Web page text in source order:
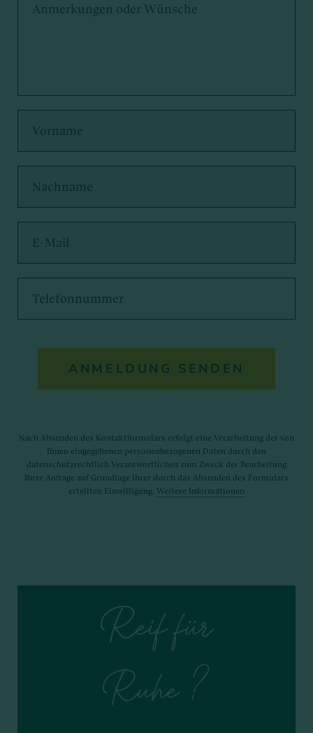
Nach Absenden des Kontaktformulars erfolgt eine Verarbeitung der von
Ihnen eingegebenen personenbezogenen Daten durch den
datenschutzrechtlich Verantwortlichen zum Zweck der Bearbeitung
Ihrer Anfrage auf Grundlage Ihrer durch das Absenden des Formulars
erteilten Einwilligung. Weitere Informationen
Reif für
Ruhe ?